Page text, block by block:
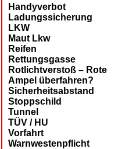
Handyverbot
Ladungssicherung
LKW
Maut Lkw
Reifen
Rettungsgasse
Rotlichtverstoß – Rote
Ampel überfahren?
Sicherheitsabstand
Stoppschild
Tunnel
TÜV / HU
Vorfahrt
Warnwestenpflicht